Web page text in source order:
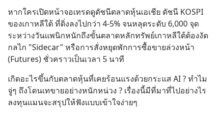
หากใครเปิดหน้าจอเทรดดูดัชนีตลาดหุ้นเอเชีย ดัชนี KOSPI
ของเกาหลีใต้ ที่ดิ่งลงไปกว่า 4-5% จนหลุดระดับ 6,000 จุด
ระหว่างวันแพนิกหนักถึงขั้นตลาดหลักทรัพย์เกาหลีใต้ต้องงัด
กลไก "Sidecar" หรือการสั่งหยุดพักการซื้อขายล่วงหน้า
(Futures) ชั่วคราวเป็นเวลา 5 นาที
เกิดอะไรขึ้นกับตลาดหุ้นที่เคยร้อนแรงด้วยกระแส AI ? ทำไม
จู่ๆ ถึงโดนเทขายอย่างหนักหน่วง ? เรื่องนี้มีที่มาที่ไปอย่างไร
ลงทุนแมนจะสรุปให้ฟังแบบเข้าใจง่ายๆ